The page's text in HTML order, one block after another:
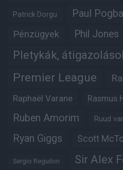
Patrick Dorgu Paul Pogba
Pénzügyek Phil Jones
Pletykák,
Premier League
Raphaël Varane Rasmus
Ruben Amorim Ruud
Ryan Giggs Scott
Sergio Reguilon Sir Alex